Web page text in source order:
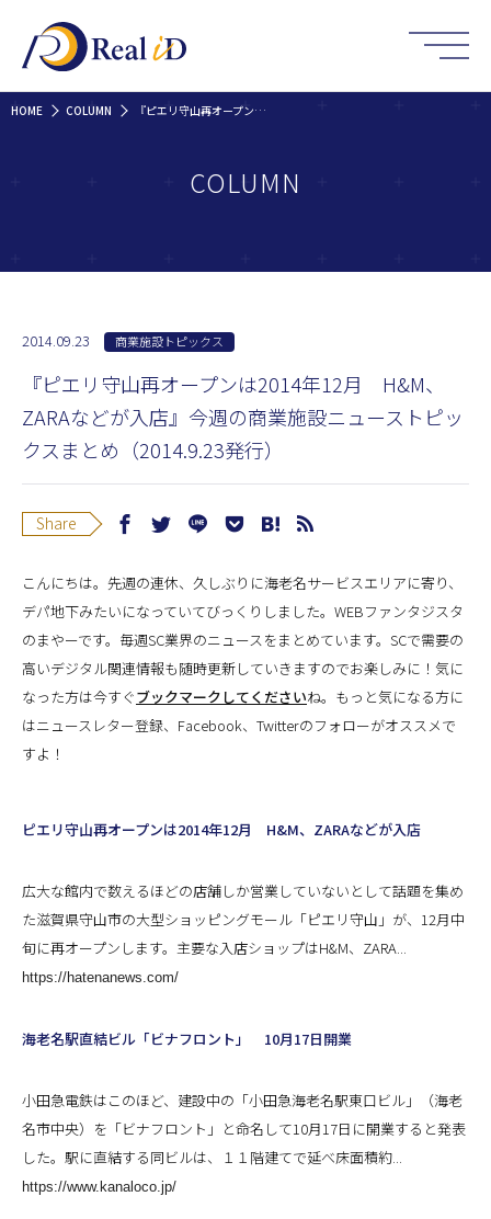
HOME COLUMN 『ピエリ守山再オープンは2014年12月 H&M、ZARAなどが入店』今週の商業施設ニューストピックスまとめ（2014.9.23発行）
COLUMN
2014.09.23 商業施設トピックス
『ピエリ守山再オープンは2014年12月 H&M、
ZARAなどが入店』今週の商業施設ニューストピッ
クスまとめ（2014.9.23発行）
Share
こんにちは。先週の連休、久しぶりに海老名サービスエリアに寄り、
デパ地下みたいになっていてびっくりしました。WEBファンタジスタ
のまやーです。毎週SC業界のニュースをまとめています。SCで需要の
高いデジタル関連情報も随時更新していきますのでお楽しみに！ 気に
なった方は今すぐブックマークしてくださいね。もっと気になる方に
はニュースレター登録、 Facebook、 Twitterのフォローがオススメで
すよ！
ピエリ守山再オープンは2014年12月 H&M、ZARAなどが入店
広大な館内で数えるほどの店舗しか営業していないとして話題を集め
た滋賀県守山市の大型ショッピングモール「ピエリ守山」が、12月中
旬に再オープンします。主要な入店ショップはH&M、ZARA...
https://hatenanews.com/
海老名駅直結ビル「ビナフロント」 10月17日開業
小田急電鉄はこのほど、建設中の「小田急海老名駅東口ビル」（海老
名市中央）を「ビナフロント」と命名して10月17日に開業すると発表
した。駅に直結する同ビルは、１１階建てで延べ床面積約...
https://www.kanaloco.jp/